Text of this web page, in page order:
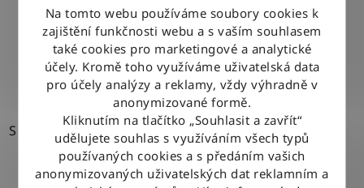
Na tomto webu používáme soubory cookies k
zajištění funkčnosti webu a s vaším souhlasem
také cookies pro marketingové a analytické
účely. Kromě toho využíváme uživatelská data
pro účely analýzy a reklamy, vždy výhradně v
anonymizované formě.
Kliknutím na tlačítko „Souhlasit a zavřít“
udělujete souhlas s využíváním všech typů
používaných cookies a s předáním vašich
anonymizovaných uživatelských dat reklamním a
1 279 Kč
DETAIL
S